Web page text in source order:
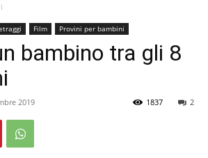
Film Provini per bambini
bambino tra gli 8
2019 2
1837